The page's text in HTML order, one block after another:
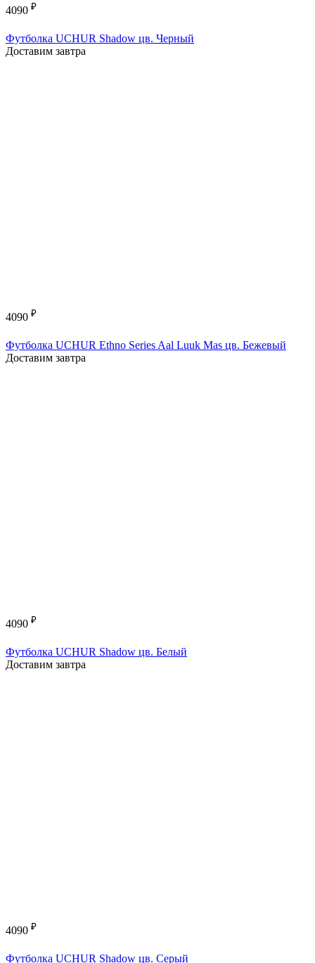
4090 ₽
Футболка UCHUR Shadow цв. Черный
Доставим завтра
4090 ₽
Футболка UCHUR Ethno Series Aal Luuk Mas цв. Бежевый
Доставим завтра
4090 ₽
Футболка UCHUR Shadow цв. Белый
Доставим завтра
4090 ₽
Футболка UCHUR Shadow цв. Серый